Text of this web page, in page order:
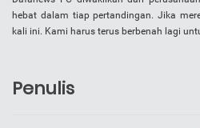
hebat dalam tiap pertandingan. Jika
kali ini. Kami harus terus berbenah lagi
Penulis